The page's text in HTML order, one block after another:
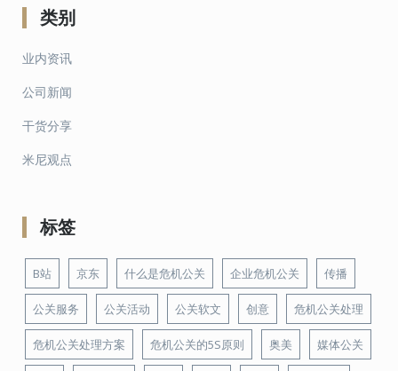
类别
业内资讯
公司新闻
干货分享
米尼观点
标签
B站 京东 什么是危机公关 企业危机公关 传播
公关服务 公关活动 公关软文 创意 危机公关处理
危机公关处理方案 危机公关的5S原则 奥美 媒体公关